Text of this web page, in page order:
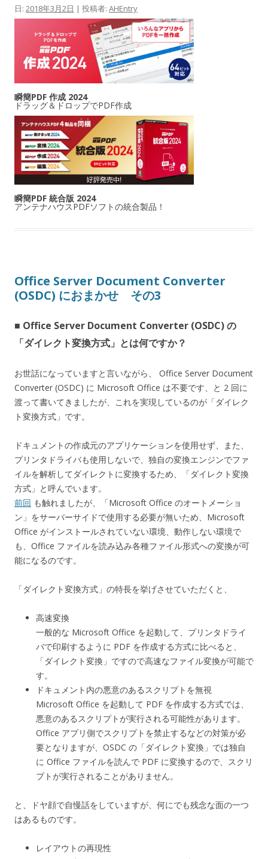
日: 2018年3月2日 | 投稿者: AHEntry
瞬簡PDF 作成 2024
ドラッグ＆ドロップでPDF作成
瞬簡PDF 統合版 2024
アンテナハウスPDFソフトの統合製品！
Office Server Document Converter
(OSDC) におまかせ その3
■ Office Server Document Converter (OSDC) の
「ダイレクト変換方式」とは何ですか？
お世話になっていますと言いながら、 Office Server Document
Converter (OSDC) に Microsoft Office は不要です、と 2 回に
渡って書いてきましたが、これを実現しているのが「ダイレク
ト変換方式」です。
ドキュメントの作成元のアプリケーションを使用せず、また、
プリンタドライバも使用しないで、独自の変換エンジンでファ
イルを解析してダイレクトに変換するため、「ダイレクト変換
方式」と呼んでいます。
前回 も触れましたが、「Microsoft Office のオートメーショ
ン」をサーバーサイドで使用する必要が無いため、Microsoft
Office がインストールされていない環境、動作しない環境で
も、Office ファイルを読み込み各種ファイル形式への変換が可
能になるのです。
「ダイレクト変換方式」の特長を挙げさせていただくと、
高速変換
一般的な Microsoft Office を起動して、プリンタドライ
バで印刷するように PDF を作成する方式に比べると、
「ダイレクト変換」ですので高速なファイル変換が可能で
す。
ドキュメント内の悪意のあるスクリプトを無視
Microsoft Office を起動して PDF を作成する方式では、
悪意のあるスクリプトが実行される可能性があります。
Office アプリ側でスクリプトを禁止するなどの対策が必
要となりますが、OSDC の「ダイレクト変換」では独自
に Office ファイルを読んで PDF に変換するので、スクリ
プトが実行されることがありません。
と、ドヤ顔で自慢話をしていますが、何にでも残念な面の一つ
はあるものです。
レイアウトの再現性